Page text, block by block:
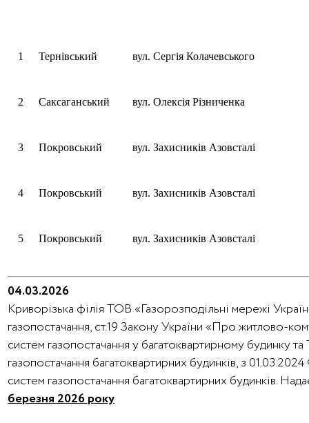
1 Тернівський вул. Сергія Колачевського
2 Саксаганський вул. Олексія Різниченка
3 Покровський вул. Захисників Азовсталі
4 Покровський вул. Захисників Азовсталі
5 Покровський вул. Захисників Азовсталі
04.03.2026
Криворізька філія ТОВ «Газорозподільні мережі
газопостачання, ст.19 Закону України «Про житлово-
систем газопостачання у багатоквартирному будинку
газопостачання багатоквартирних будинків, з
систем газопостачання багатоквартирних будинків.
березня 2026 року